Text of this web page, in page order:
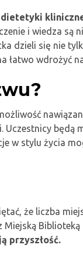
dietetyki
i wiedza są
dzieli się nie
łatwo wdrożyć
będą
w stylu życia
że liczba
Biblioteką
przyszłość.